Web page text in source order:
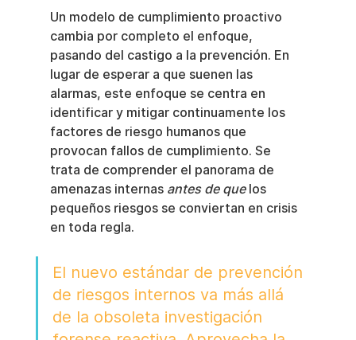
Un modelo de cumplimiento proactivo
cambia por completo el enfoque,
pasando del castigo a la prevención. En
lugar de esperar a que suenen las
alarmas, este enfoque se centra en
identificar y mitigar continuamente los
factores de riesgo humanos que
provocan fallos de cumplimiento. Se
trata de comprender el panorama de
amenazas internas antes de que los
pequeños riesgos se conviertan en crisis
en toda regla.
El nuevo estándar de prevención
de riesgos internos va más allá
de la obsoleta investigación